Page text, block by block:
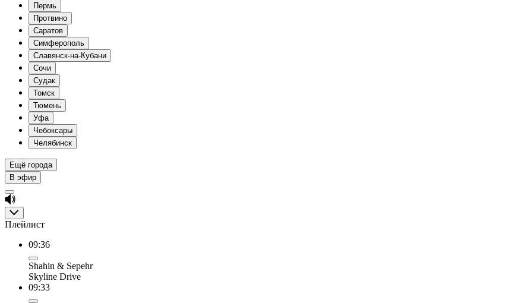
Пермь
Протвино
Саратов
Симферополь
Славянск-на-Кубани
Сочи
Судак
Томск
Тюмень
Уфа
Чебоксары
Челябинск
Ещё города
В эфир
Плейлист
09:36
Shahin & Sepehr
Skyline Drive
09:33